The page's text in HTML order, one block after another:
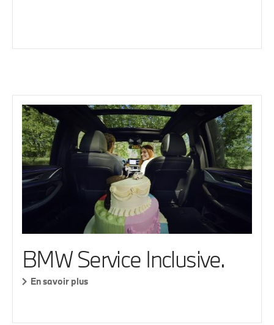
BMW Service Inclusive.
En savoir plus